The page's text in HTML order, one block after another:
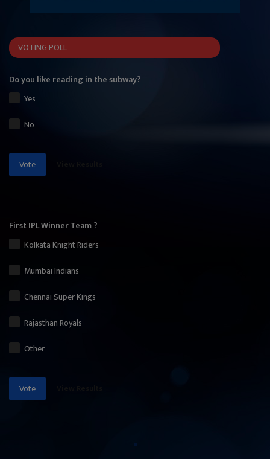
VOTING POLL
Do you like reading in the subway?
Yes
No
Vote
First IPL Winner Team ?
Kolkata Knight Riders
Mumbai Indians
Chennai Super Kings
Rajasthan Royals
Other
Vote